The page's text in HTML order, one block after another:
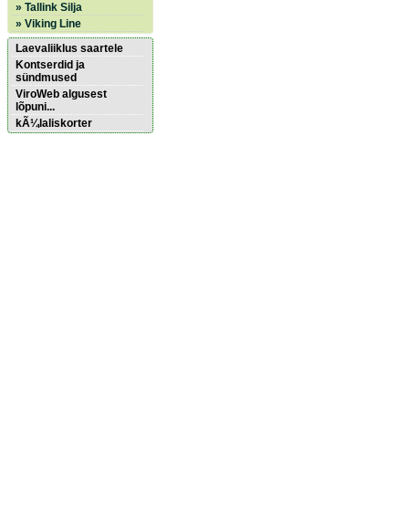
» Tallink Silja
» Viking Line
Laevaliiklus saartele
Kontserdid ja
sündmused
ViroWeb algusest
lõpuni...
kÃ¼laliskorter